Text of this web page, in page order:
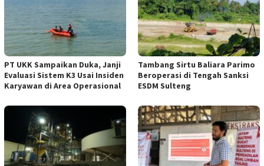
PT UKK Sampaikan Duka, Janji
Evaluasi Sistem K3 Usai Insiden
Karyawan di Area Operasional
Tambang Sirtu Baliara Parimo
Beroperasi di Tengah Sanksi
ESDM Sulteng